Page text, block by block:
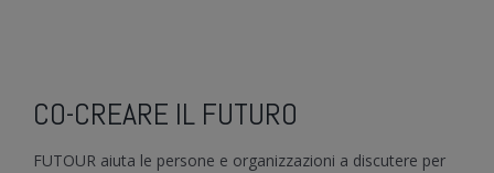
CO-CREARE IL FUTURO
FUTOUR aiuta le persone e organizzazioni a discutere per